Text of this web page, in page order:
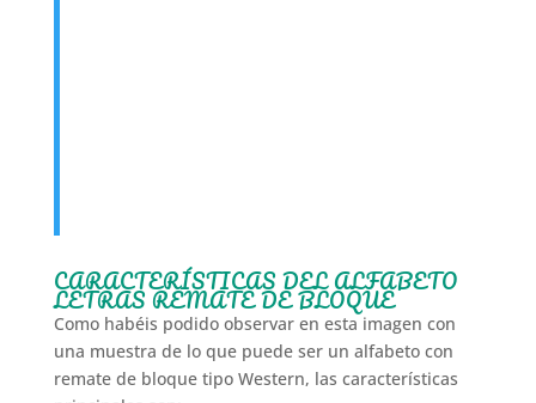
CARACTERÍSTICAS DEL ALFABETO
LETRAS REMATE DE BLOQUE
Como habéis podido observar en esta imagen con
una muestra de lo que puede ser un alfabeto con
remate de bloque tipo Western, las características